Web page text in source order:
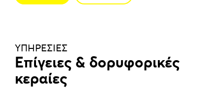
ΥΠΗΡΕΣΙΕΣ
Επίγειες & δορυφορικές
κεραίες